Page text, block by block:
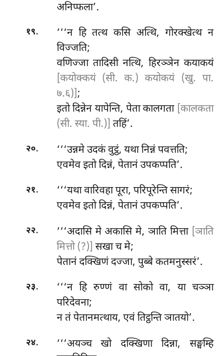
अनिप्फला’.
१९.
‘‘‘न हि तत्थ कसि अत्थि, गोरक्खेत्थ न
विज्जति;
वणिज्जा तादिसी नत्थि, हिरञ्ञेन कयाकयं
[कयोक्कयं (सी. क.) कयोकयं (खु. पा.
७.६)];
इतोदिन्नेन यापेन्ति, पेता कालगता [कालकता
(सी. स्या. पी.)] तहिं’.
२०. ‘‘‘उन्नमेउदकं वुट्ठं, यथा निन्नं पवत्तति;
एवमेव इतो दिन्नं, पेतानं उपकप्पति’.
२१.
‘‘‘यथा वारिवहा पूरा, परिपूरेन्ति सागरं;
एवमेव इतो दिन्नं, पेतानं उपकप्पति’.
२२. ‘‘‘अदासि मे अकासि मे, ञाति मित्ता [ञाति
मित्तो (?)] सखा च मे;
पेतानं दक्खिणं दज्जा, पुब्बे कतमनुस्सरं’.
२३.
‘‘‘न हि रुण्णं वा सोको वा, या चञ्ञा
परिदेवना;
न तं पेतानमत्थाय, एवं तिट्ठन्ति ञातयो’.
२४.
‘‘‘अयञ्च खो दक्खिणा दिन्ना, सङ्घम्हि